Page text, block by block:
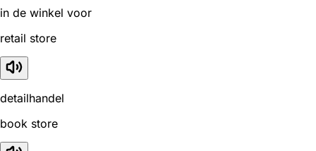
in de winkel voor
retail store
detailhandel
book store